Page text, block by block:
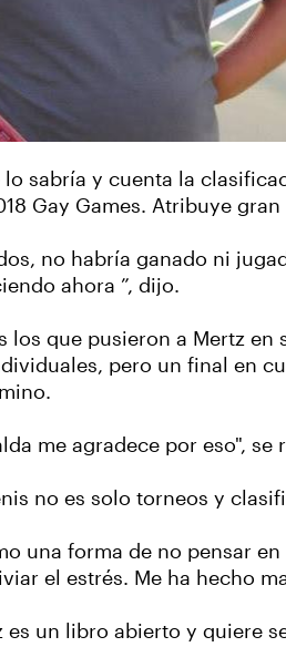
sabría y cuenta la
Gay Games. Atribuye
no habría ganado ni
ahora ”, dijo.
los que pusieron a Mertz
pero un final en
me agradece por eso", se
no es solo torneos y
una forma de no pensar
el estrés. Me ha hecho
es un libro abierto y quiere